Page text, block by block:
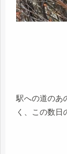
駅への道のあ
く、この数日